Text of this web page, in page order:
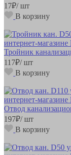
17₽/ шт
В корзину
Тройник
117₽/ шт
В корзину
Отвод
197₽/ шт
В корзину